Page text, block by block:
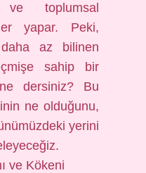
ve toplumsal
yapar. Peki,
az bilinen
sahip bir
dersiniz? Bu
ne olduğunu,
yerini
ve Kökeni